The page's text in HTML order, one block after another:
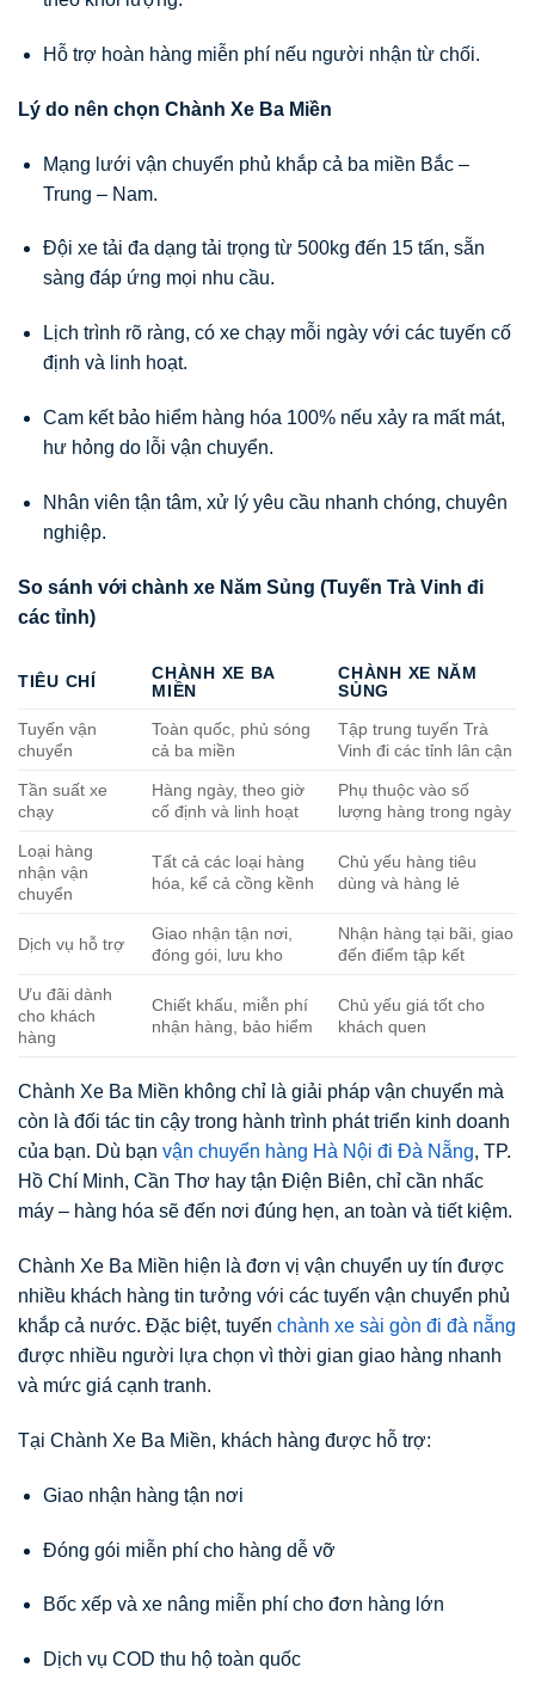
Hỗ trợ hoàn hàng miễn phí nếu người nhận từ chối.
Lý do nên chọn Chành Xe Ba Miền
Mạng lưới vận chuyển phủ khắp cả ba miền Bắc –
Trung – Nam.
Đội xe tải đa dạng tải trọng từ 500kg đến 15 tấn, sẵn
sàng đáp ứng mọi nhu cầu.
Lịch trình rõ ràng, có xe chạy mỗi ngày với các tuyến cố
định và linh hoạt.
Cam kết bảo hiểm hàng hóa 100% nếu xảy ra mất mát,
hư hỏng do lỗi vận chuyển.
Nhân viên tận tâm, xử lý yêu cầu nhanh chóng, chuyên
nghiệp.
So sánh với chành xe Năm Sủng (Tuyến Trà Vinh đi
các tỉnh)
TIÊU CHÍ
CHÀNH XE BA
MIỀN
CHÀNH XE NĂM
SỦNG
Tuyến vận
chuyển
Toàn quốc, phủ sóng
cả ba miền
Tập trung tuyến Trà
Vinh đi các tỉnh lân cận
Tần suất xe
chạy
Hàng ngày, theo giờ
cố định và linh hoạt
Phụ thuộc vào số
lượng hàng trong ngày
Loại hàng
nhận vận
chuyển
Tất cả các loại hàng
hóa, kể cả cồng kềnh
Chủ yếu hàng tiêu
dùng và hàng lẻ
Dịch vụ hỗ trợ
Giao nhận tận nơi,
đóng gói, lưu kho
Nhận hàng tại bãi, giao
đến điểm tập kết
Ưu đãi dành
cho khách
hàng
Chiết khấu, miễn phí
nhận hàng, bảo hiểm
Chủ yếu giá tốt cho
khách quen
Chành Xe Ba Miền không chỉ là giải pháp vận chuyển mà
còn là đối tác tin cậy trong hành trình phát triển kinh doanh
của bạn. Dù bạn vận chuyển hàng Hà Nội đi Đà Nẵng, TP.
Hồ Chí Minh, Cần Thơ hay tận Điện Biên, chỉ cần nhấc
máy – hàng hóa sẽ đến nơi đúng hẹn, an toàn và tiết kiệm.
Chành Xe Ba Miền hiện là đơn vị vận chuyển uy tín được
nhiều khách hàng tin tưởng với các tuyến vận chuyển phủ
khắp cả nước. Đặc biệt, tuyến chành xe sài gòn đi đà nẵng
được nhiều người lựa chọn vì thời gian giao hàng nhanh
và mức giá cạnh tranh.
Tại Chành Xe Ba Miền, khách hàng được hỗ trợ:
Giao nhận hàng tận nơi
Đóng gói miễn phí cho hàng dễ vỡ
Bốc xếp và xe nâng miễn phí cho đơn hàng lớn
Dịch vụ COD thu hộ toàn quốc